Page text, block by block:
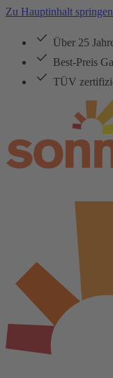
Zu Hauptinhalt springen
Über 25
Best-Preis
TÜV